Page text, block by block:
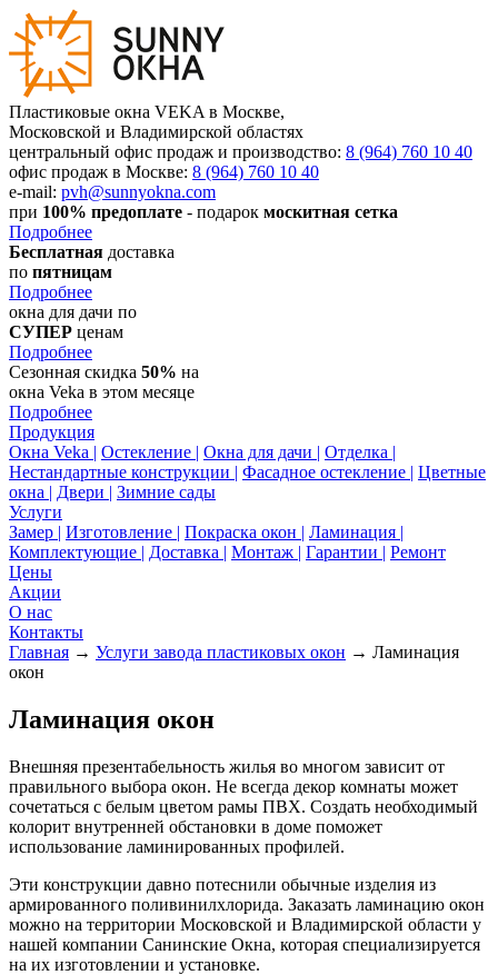
Пластиковые окна VEKA в Москве,
Московской и Владимирской областях
центральный офис продаж и производство: 8 (964) 760 10 40
офис продаж в Москве: 8 (964) 760 10 40
e-mail: pvh@sunnyokna.com
при 100% предоплате - подарок москитная сетка
Подробнее
Бесплатная доставка
по пятницам
Подробнее
окна для дачи по
СУПЕР ценам
Подробнее
Сезонная скидка 50% на
окна Veka в этом месяце
Подробнее
Продукция
Окна Veka | Остекление | Окна для дачи | Отделка |
Нестандартные конструкции | Фасадное остекление | Цветные
окна | Двери | Зимние сады
Услуги
Замер | Изготовление | Покраска окон | Ламинация |
Комплектующие | Доставка | Монтаж | Гарантии | Ремонт
Цены
Акции
О нас
Контакты
Главная → Услуги завода пластиковых окон → Ламинация
окон
Ламинация окон
Внешняя презентабельность жилья во многом зависит от
правильного выбора окон. Не всегда декор комнаты может
сочетаться с белым цветом рамы ПВХ. Создать необходимый
колорит внутренней обстановки в доме поможет
использование ламинированных профилей.
Эти конструкции давно потеснили обычные изделия из
армированного поливинилхлорида. Заказать ламинацию окон
можно на территории Московской и Владимирской области у
нашей компании Санинские Окна, которая специализируется
на их изготовлении и установке.